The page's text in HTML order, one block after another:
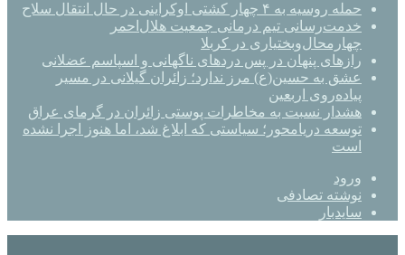
حمله روسیه به ۴ چهار کشتی اوکراینی در حال انتقال سلاح
خدمت‌رسانی تیم درمانی جمعیت هلال‌احمر
چهارمحال‌وبختیاری در کربلا
رازهای پنهان در پس دردهای ناگهانی و اسپاسم عضلانی
عشق به حسین(ع) مرز ندارد؛ زائران گیلانی در مسیر
پیاده‌روی اربعین
هشدار نسبت به مخاطرات پوستی زائران در گرمای عراق
توسعه دریامحور؛ سیاستی که ابلاغ شد، اما هنوز اجرا نشده
است
ورود
نوشته تصادفی
سایدبار